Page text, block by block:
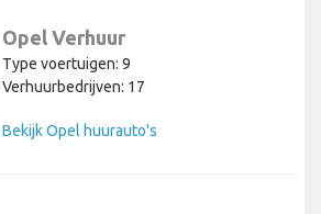
Opel Verhuur
Type voertuigen: 9
Verhuurbedrijven: 17
Bekijk Opel huurauto's